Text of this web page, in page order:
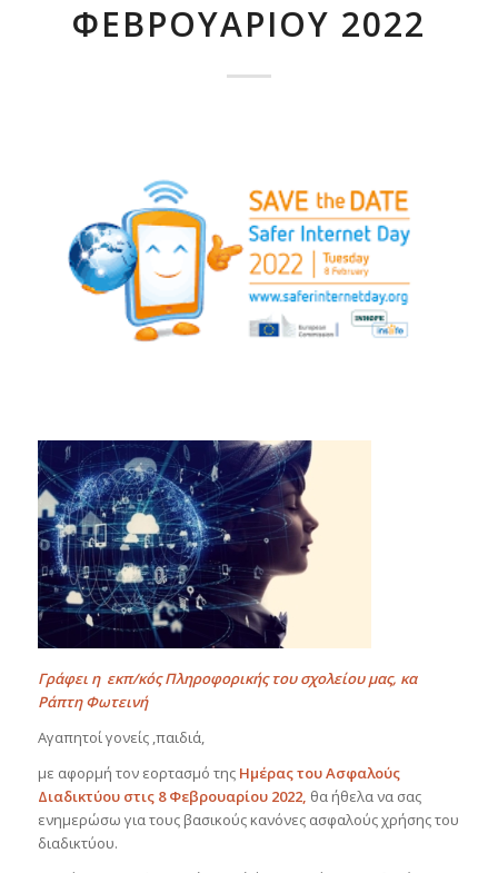
ΦΕΒΡΟΥΑΡΊΟΥ 2022
Γράφει η εκπ/κός Πληροφορικής του σχολείου μας, κα
Ράπτη Φωτεινή
Αγαπητοί γονείς ,παιδιά,
με αφορμή τον εορτασμό της Ημέρας του Ασφαλούς
Διαδικτύου στις 8 Φεβρουαρίου 2022, θα ήθελα να σας
ενημερώσω για τους βασικούς κανόνες ασφαλούς χρήσης του
διαδικτύου.